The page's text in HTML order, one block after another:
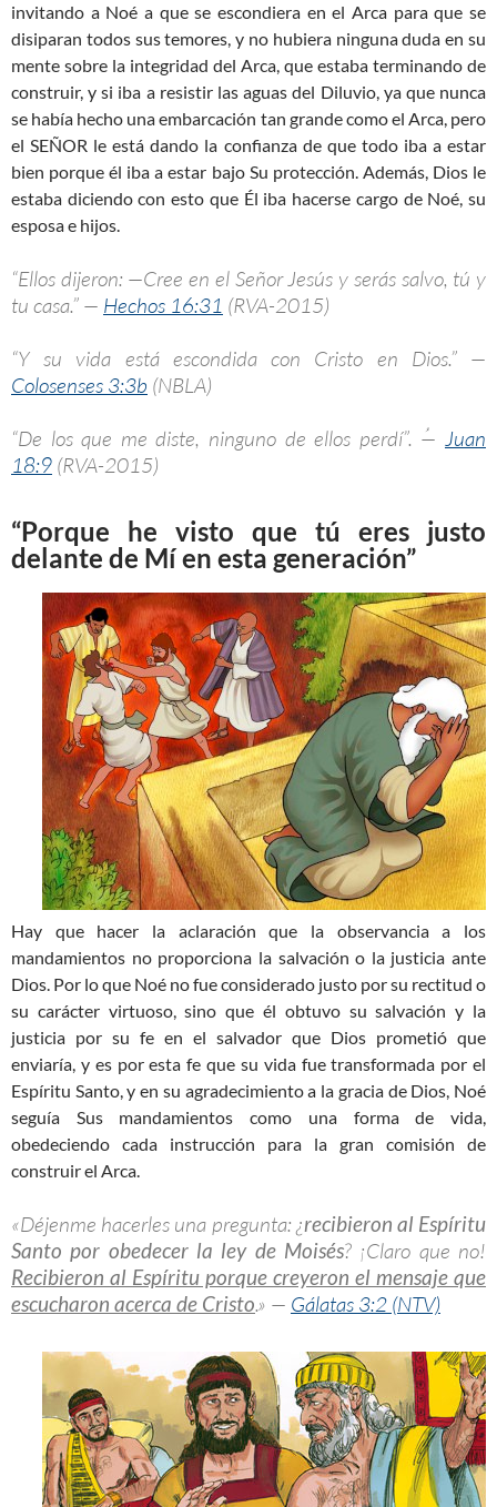
invitando a Noé a que se escondiera en el Arca para que se
disiparan todos sus temores, y no hubiera ninguna duda en su
mente sobre la integridad del Arca, que estaba terminando de
construir, y si iba a resistir las aguas del Diluvio, ya que nunca
se había hecho una embarcación tan grande como el Arca, pero
el SEÑOR le está dando la confianza de que todo iba a estar
bien porque él iba a estar bajo Su protección. Además, Dios le
estaba diciendo con esto que Él iba hacerse cargo de Noé, su
esposa e hijos.
“Ellos dijeron: —Cree en el Señor Jesús y serás salvo, tú y
tu casa.” — Hechos 16:31 (RVA-2015)
“Y su vida está escondida con Cristo en Dios.” —
Colosenses 3:3b (NBLA)
“De los que me diste, ninguno de ellos perdí”. ؙ— Juan
18:9 (RVA-2015)
“Porque he visto que tú eres justo
delante de Mí en esta generación”
Hay que hacer la aclaración que la observancia a los
mandamientos no proporciona la salvación o la justicia ante
Dios. Por lo que Noé no fue considerado justo por su rectitud o
su carácter virtuoso, sino que él obtuvo su salvación y la
justicia por su fe en el salvador que Dios prometió que
enviaría, y es por esta fe que su vida fue transformada por el
Espíritu Santo, y en su agradecimiento a la gracia de Dios, Noé
seguía Sus mandamientos como una forma de vida,
obedeciendo cada instrucción para la gran comisión de
construir el Arca.
«Déjenme hacerles una pregunta: ¿recibieron al Espíritu
Santo por obedecer la ley de Moisés? ¡Claro que no!
Recibieron al Espíritu porque creyeron el mensaje que
escucharon acerca de Cristo.» — Gálatas 3:2 (NTV)